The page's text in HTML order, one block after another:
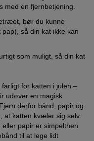
med en fjernbetjening.
bør du kunne
så din kat ikke kan
som muligt, så din kat
for katten i julen –
udøver en magisk
derfor bånd, papir og
at katten kvæler sig selv
papir er simpelthen
til at lege lidt